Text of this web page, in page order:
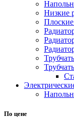
Низкие
По цене